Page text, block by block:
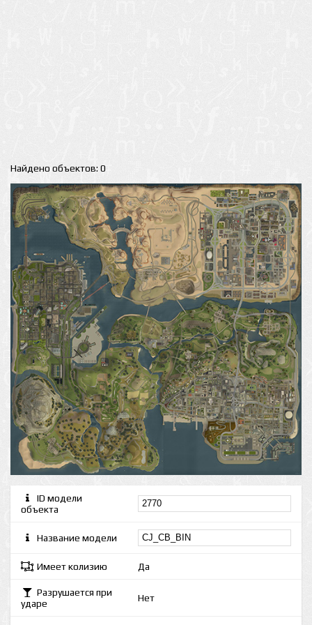
Найдено объектов: 0
ID модели
объекта
Название модели
Имеет колизию Да
Разрушается при
ударе
Нет